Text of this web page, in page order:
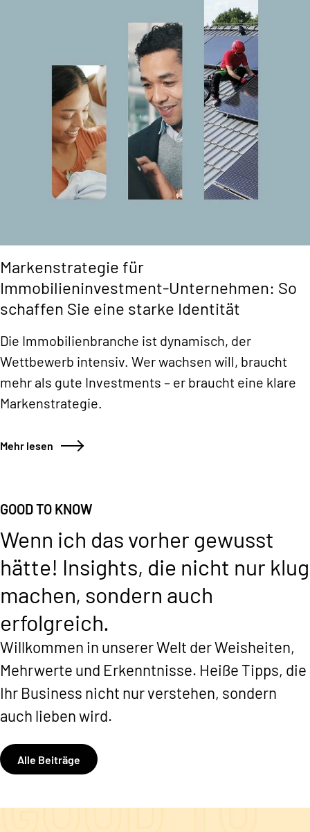
Markenstrategie für
Immobilieninvestment-Unternehmen: So
schaffen Sie eine starke Identität
Die Immobilienbranche ist dynamisch, der
Wettbewerb intensiv. Wer wachsen will, braucht
mehr als gute Investments – er braucht eine klare
Markenstrategie.
Mehr lesen
GOOD TO KNOW
Wenn ich das vorher gewusst
hätte! Insights, die nicht nur klug
machen, sondern auch
erfolgreich.
Willkommen in unserer Welt der Weisheiten,
Mehrwerte und Erkenntnisse. Heiße Tipps, die
Ihr Business nicht nur verstehen, sondern
auch lieben wird.
Alle Beiträge